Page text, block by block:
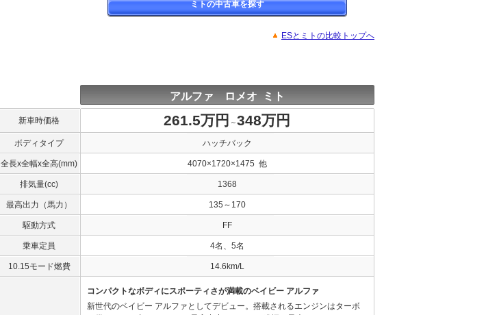
ミトの中古車を探す
ESとミトの比較トップへ
アルファ ロメオ ミト
新車時価格 261.5万円 ～348万円
ボディタイプ ハッチバック
全長x全幅x全高(mm) 4070×1720×1475 他
排気量(cc) 1368
最高出力（馬力） 135～170
駆動方式 FF
乗車定員 4名、5名
10.15モード燃費 14.6km/L
コンパクトなボディにスポーティさが満載のベイビー アルファ
新世代のベイビー アルファとしてデビュー。搭載されるエンジンはターボ